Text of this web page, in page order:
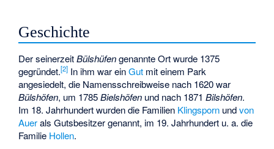
Geschichte
Der seinerzeitBülshüfengenannte Ort wurde 1375
gegründet.[2] In ihm war einGut mit einem Park
angesiedelt, die Namensschreibweise nach 1620 war
Bülshöfen, um 1785Bielshöfen und nach 1871Bilshöfen.
Im 18. Jahrhundert wurden die Familien Klingsporn undvon
Auerals Gutsbesitzer genannt, im 19. Jahrhundert u. a. die
Familie Hollen.